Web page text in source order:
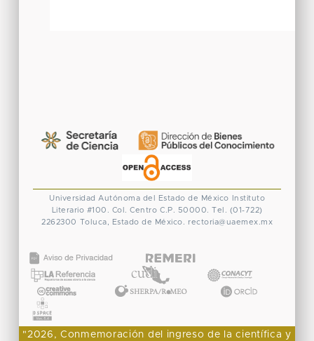
Universidad Autónoma del Estado de México
Instituto
Literario #100. Col. Centro C.P. 50000. Tel. (01-722)
2262300 Toluca, Estado de México. rectoria@uaemex.mx
"2026, Conmemoración del ingreso de la científica y